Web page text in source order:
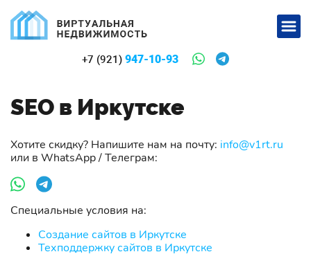
+7 (921) 947-10-93
SEO в Иркутске
Хотите скидку? Напишите нам на почту: info@v1rt.ru
или в WhatsApp / Телеграм:
Специальные условия на:
Создание сайтов в Иркутске
Техподдержку сайтов в Иркутске